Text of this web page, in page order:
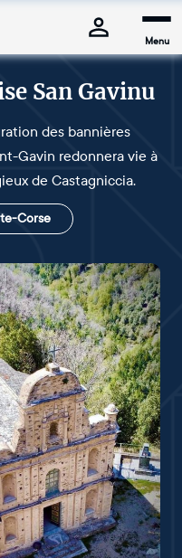
Menu
San Gavinu
des bannières
Gavin redonnera vie à
de Castagniccia.
Corse